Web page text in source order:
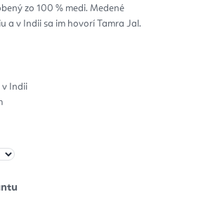
zo 100 % medi. Medené
a v Indii sa im hovorí Tamra Jal.
v Indii